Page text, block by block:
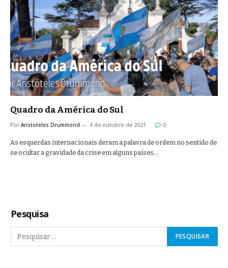
Quadro da América do Sul
Por Aristoteles Drummond 4 de outubro de 2021 0
As esquerdas internacionais deram a palavra de ordem no sentido de
se ocultar a gravidade da crise em alguns países…
Pesquisa